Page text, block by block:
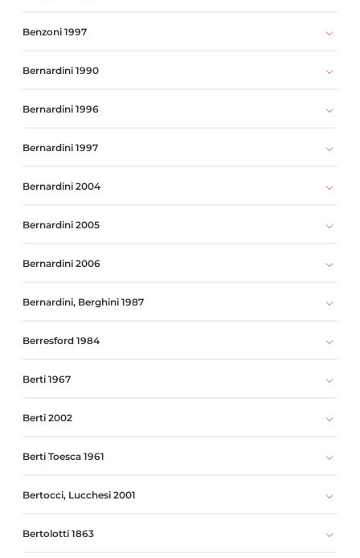
Benzoni 1997
Bernardini 1990
Bernardini 1996
Bernardini 1997
Bernardini 2004
Bernardini 2005
Bernardini 2006
Bernardini, Berghini 1987
Berresford 1984
Berti 1967
Berti 2002
Berti Toesca 1961
Bertocci, Lucchesi 2001
Bertolotti 1863